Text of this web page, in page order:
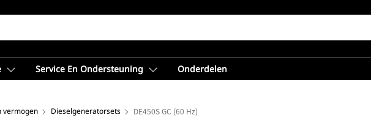
Service En Ondersteuning Onderdelen
vermogen Dieselgeneratorsets DE450S GC (60 Hz)